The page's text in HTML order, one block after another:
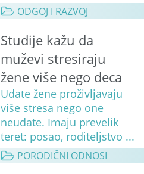
ODGOJ I RAZVOJ
Studije kažu da
muževi stresiraju
žene više nego deca
Udate žene proživljavaju
više stresa nego one
neudate. Imaju prevelik
teret: posao, roditeljstvo ...
PORODIČNI ODNOSI